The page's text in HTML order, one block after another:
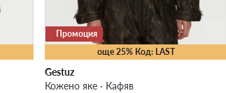
още 25% Код: LAST
Промоция
Gestuz
Кожено яке · Кафяв